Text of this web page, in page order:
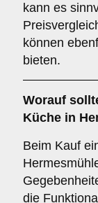
kann es
können
bieten.
Worauf
Küche in
Beim Kauf
die